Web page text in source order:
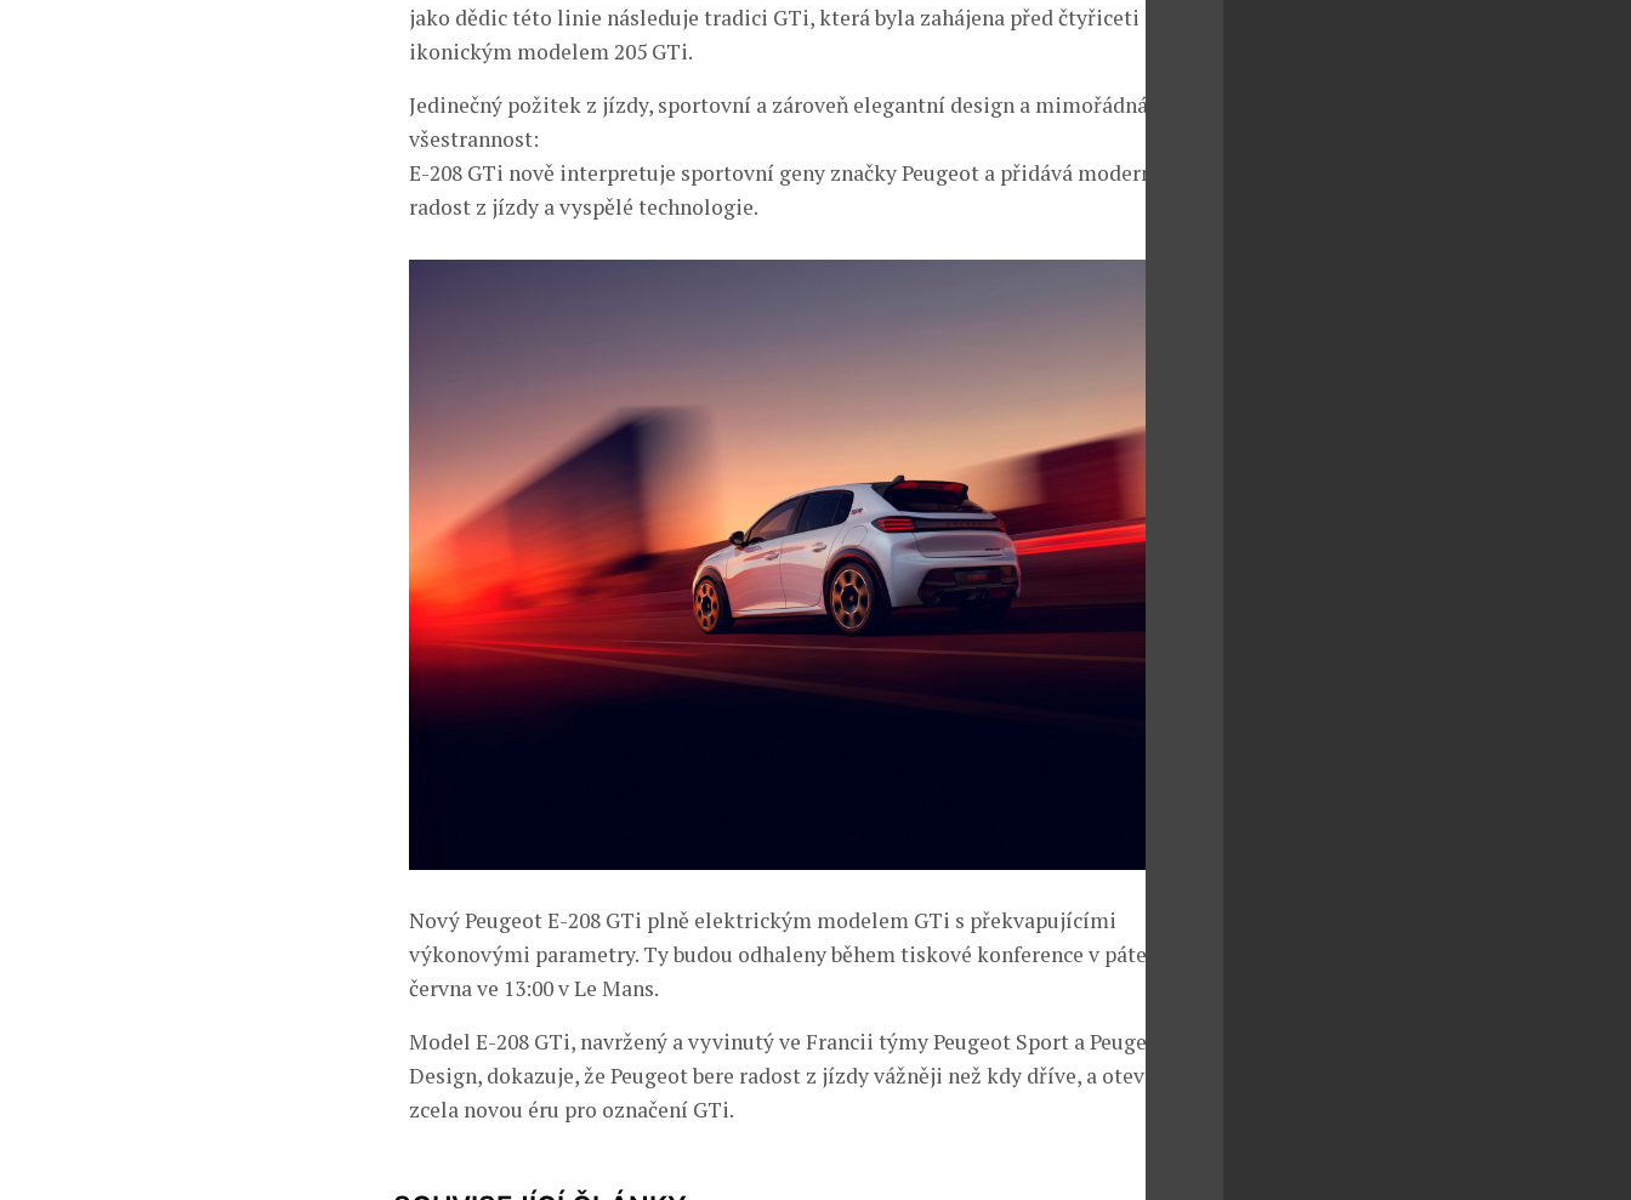
jako dědic této linie následuje tradici GTi, která byla zahájena před čtyřiceti lety
ikonickým modelem 205 GTi.
Jedinečný požitek z jízdy, sportovní a zároveň elegantní design a mimořádná
všestrannost:
E-208 GTi nově interpretuje sportovní geny značky Peugeot a přidává modernost,
radost z jízdy a vyspělé technologie.
Nový Peugeot E-208 GTi plně elektrickým modelem GTi s překvapujícími
výkonovými parametry. Ty budou odhaleny během tiskové konference v pátek 12.
června ve 13:00 v Le Mans.
Model E-208 GTi, navržený a vyvinutý ve Francii týmy Peugeot Sport a Peugeot
Design, dokazuje, že Peugeot bere radost z jízdy vážněji než kdy dříve, a otevírá
zcela novou éru pro označení GTi.